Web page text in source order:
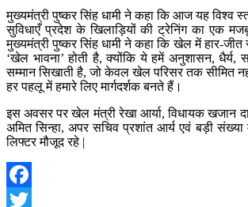
मुख्यमंत्री पुष्कर सिंह धामी ने कहा कि आज यह विश्व
सुविधाएँ प्रदेश के खिलाड़ियों की ट्रेनिंग का एक
मुख्यमंत्री पुष्कर सिंह धामी ने कहा कि खेल में हार-जीत
‘खेल भावना’ होती है, क्योंकि ये हमें अनुशासन, धैर्य,
सम्मान सिखाती है, जो केवल खेल परिसर तक सीमित
हर पहलू में हमारे लिए मार्गदर्शक बनते हैं।
इस अवसर पर खेल मंत्री रेखा आर्या, विधायक खजान
अमित सिन्हा, अपर सचिव प्रशांत आर्य एवं बड़ी संख्या
लिफ्टर मौजूद रहे |
Facebook